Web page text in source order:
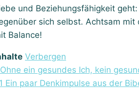
und Beziehungsfähigkeit
sich selbst. Achtsam
Balance!
Verbergen
Ohne ein gesundes Ich, kein
Ein paar Denkimpulse aus der